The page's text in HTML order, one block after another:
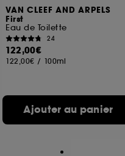
VAN CLEEF AND ARPELS
First
Eau de Toilette
24
122,00€
122,00€ / 100ml
Ajouter au panier